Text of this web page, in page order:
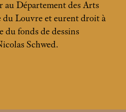
Département des Arts
du Louvre et eurent droit à
du fonds de dessins
Schwed.